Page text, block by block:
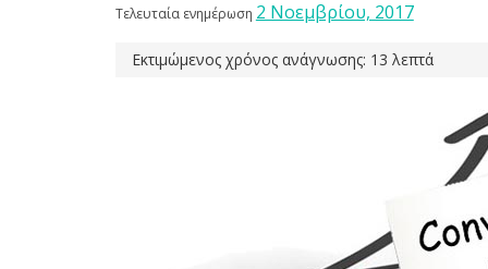
Τελευταία ενημέρωση 2 Νοεμβρίου, 2017
Εκτιμώμενος χρόνος ανάγνωσης: 13 λεπτά